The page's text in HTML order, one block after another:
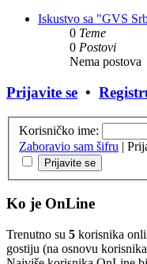
Iskustvo sa "GVS
0 Teme
0 Postovi
Nema postova
Prijavite se •
Korisničko ime:
Zaboravio sam šifru |
Ko je OnLine
Trenutno su 5 korisnika
gostiju (na osnovu